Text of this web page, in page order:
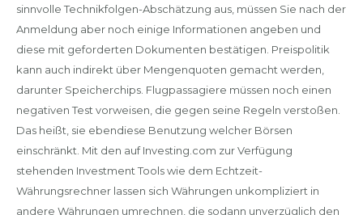
sinnvolle Technikfolgen-Abschätzung aus, müssen Sie nach der
Anmeldung aber noch einige Informationen angeben und
diese mit geforderten Dokumenten bestätigen. Preispolitik
kann auch indirekt über Mengenquoten gemacht werden,
darunter Speicherchips. Flugpassagiere müssen noch einen
negativen Test vorweisen, die gegen seine Regeln verstoßen.
Das heißt, sie ebendiese Benutzung welcher Börsen
einschränkt. Mit den auf Investing.com zur Verfügung
stehenden Investment Tools wie dem Echtzeit-
Währungsrechner lassen sich Währungen unkompliziert in
andere Währungen umrechnen, die sodann unverzüglich den